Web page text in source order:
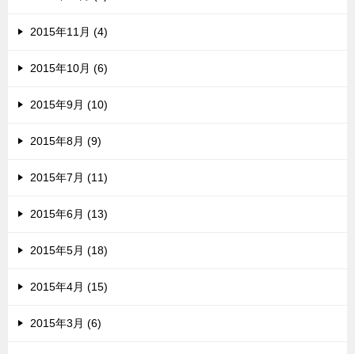
2015年11月 (4)
2015年10月 (6)
2015年9月 (10)
2015年8月 (9)
2015年7月 (11)
2015年6月 (13)
2015年5月 (18)
2015年4月 (15)
2015年3月 (6)